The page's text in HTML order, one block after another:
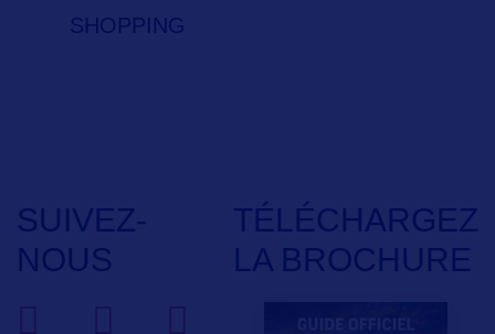
SHOPPING
SUIVEZ-
NOUS
TÉLÉCHARGEZ
LA BROCHURE